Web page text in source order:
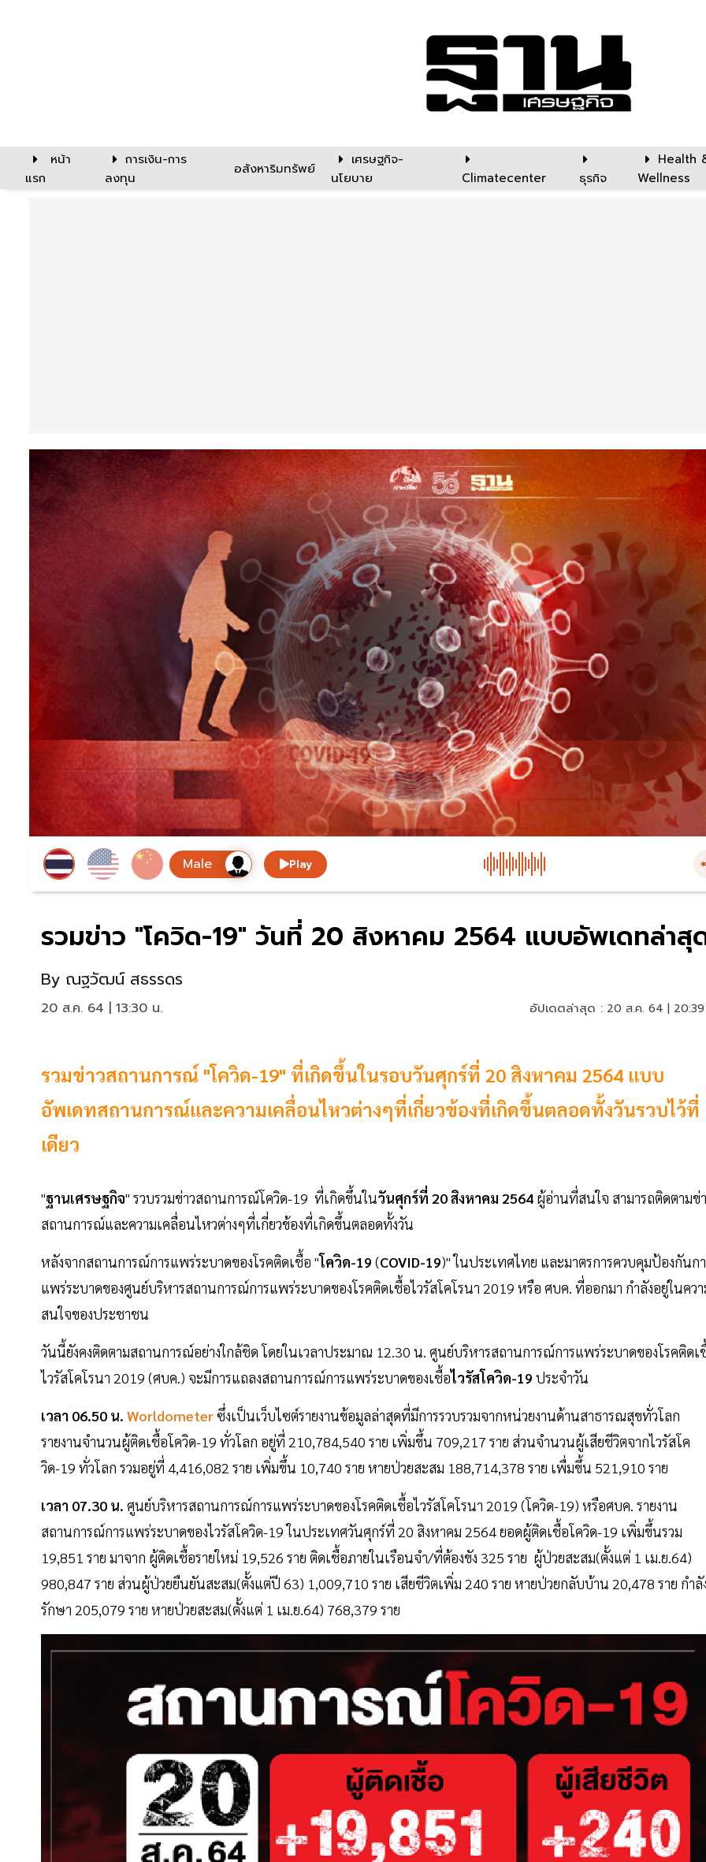
หน้า
แรก
การเงิน-การ
ลงทุน
อสังหาริมทรัพย์
เศรษฐกิจ-
นโยบาย
Climatecenter ธุรกิจ
Health
Wellness
Play
รวมข่าว "โควิด-19" วันที่ 20 สิงหาคม 2564 แบบอัพเดทล่าสุ
By ณฐวัฒน์ สธรรดร
20 ส.ค. 64 | 13:30 น. อัปเดตล่าสุด : 20 ส.ค. 64 |
รวมข่าวสถานการณ์ "โควิด-19" ที่เกิดขึ้นในรอบวันศุกร์ที่ 20 สิงหาคม 2564 แบบ
อัพเดทสถานการณ์และความเคลื่อนไหวต่างๆที่เกี่ยวข้องที่เกิดขึ้นตลอดทั้งวันรวบไว้ที่
เดียว
"ฐานเศรษฐกิจ" รวบรวมข่าวสถานการณ์โควิด-19 ที่เกิดขึ้นในวันศุกร์ที่ 20 สิงหาคม 2564 ผู้อ่านที่สนใจ สามารถติดตามข่
สถานการณ์และความเคลื่อนไหวต่างๆที่เกี่ยวข้องที่เกิดขึ้นตลอดทั้งวัน
หลังจากสถานการณ์การแพร่ระบาดของโรคติดเชื้อ "โควิด-19 (COVID-19)" ในประเทศไทย และมาตรการควบคุมป้องกันก
แพร่ระบาดของศูนย์บริหารสถานการณ์การแพร่ระบาดของโรคติดเชื้อไวรัสโคโรนา 2019 หรือ ศบค. ที่ออกมา กำลังอยู่ในคว
สนใจของประชาชน
วันนี้ยังคงติดตามสถานการณ์อย่างใกล้ชิด โดยในเวลาประมาณ 12.30 น. ศูนย์บริหารสถานการณ์การแพร่ระบาดของโรคติดเ
ไวรัสโคโรนา 2019 (ศบค.) จะมีการแถลงสถานการณ์การแพร่ระบาดของเชื้อไวรัสโควิด-19 ประจำวัน
เวลา 06.50 น. Worldometerซึ่งเป็นเว็บไซต์รายงานข้อมูลล่าสุดที่มีการรวบรวมจากหน่วยงานด้านสาธารณสุขทั่วโลก
รายงานจำนวนผู้ติดเชื้อโควิด-19 ทั่วโลก อยู่ที่ 210,784,540 ราย เพิ่มขึ้น 709,217 ราย ส่วนจำนวนผู้เสียชีวิตจากไวรัสโค
วิด-19 ทั่วโลก รวมอยู่ที่ 4,416,082 ราย เพิ่มขึ้น 10,740 ราย หายป่วยสะสม 188,714,378 ราย เพื่มขึ้น 521,910 ราย
เวลา 07.30 น. ศูนย์บริหารสถานการณ์การแพร่ระบาดของโรคติดเชื้อไวรัสโคโรนา 2019 (โควิด-19) หรือศบค. รายงาน
สถานการณ์การแพร่ระบาดของไวรัสโควิด-19 ในประเทศวันศุกร์ที่ 20 สิงหาคม 2564 ยอดผู้ติดเชื้อโควิด-19 เพิ่มขึ้นรวม
19,851 ราย มาจาก ผู้ติดเชื้อรายใหม่ 19,526 ราย ติดเชื้อภายในเรือนจำ/ที่ต้องขัง 325 ราย ผู้ป่วยสะสม(ตั้งแต่ 1 เม.ย.64)
980,847 ราย ส่วนผู้ป่วยยืนยันสะสม(ตั้งแต่ปี 63) 1,009,710 ราย เสียชีวิตเพิ่ม 240 ราย หายป่วยกลับบ้าน 20,478 ราย กำลั
รักษา 205,079 ราย หายป่วยสะสม(ตั้งแต่ 1 เม.ย.64) 768,379 ราย